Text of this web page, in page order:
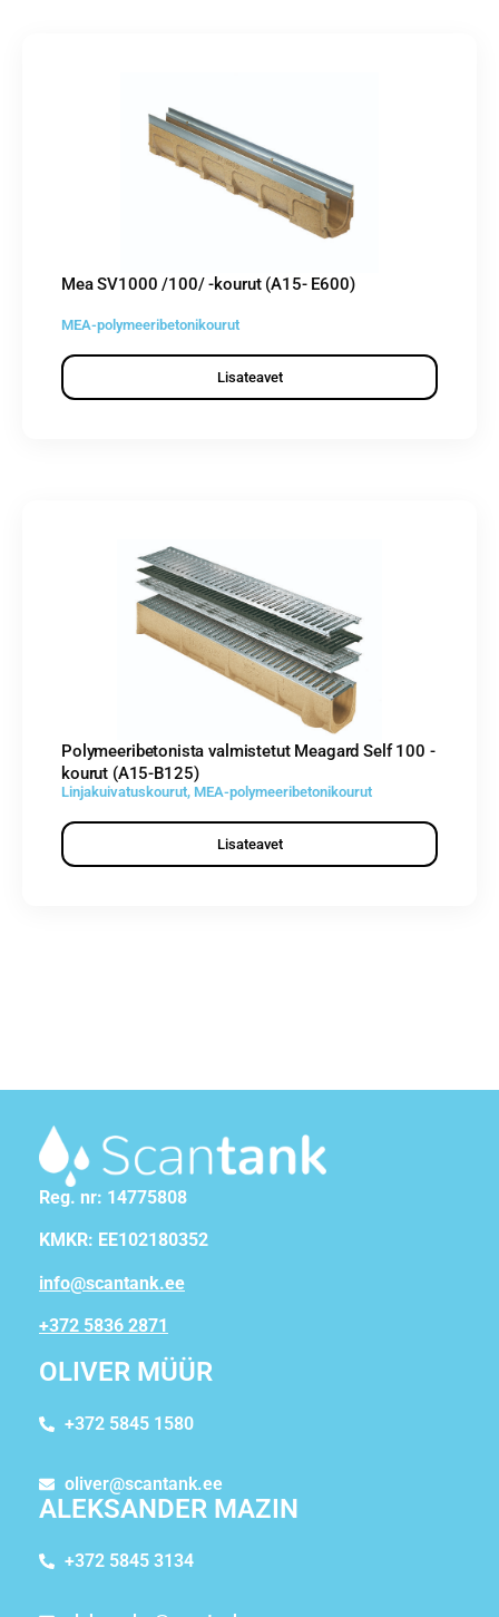
Mea SV1000 /100/ -kourut (A15- E600)
MEA-polymeeribetonikourut
Lisateavet
Polymeeribetonista valmistetut Meagard Self 100 -
kourut (A15-B125)
Linjakuivatuskourut, MEA-polymeeribetonikourut
Lisateavet
Reg. nr: 14775808
KMKR: EE102180352
info@scantank.ee
+372 5836 2871
OLIVER MÜÜR
+372 5845 1580
oliver@scantank.ee
ALEKSANDER MAZIN
+372 5845 3134